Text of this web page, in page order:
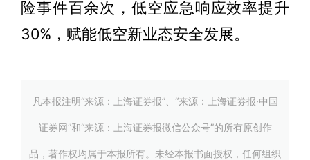
险事件百余次，低空应急响应效率提升
30%，赋能低空新业态安全发展。
凡本报注明“来源：上海证券报”、“来源：上海证券报·中国
证券网”和“来源：上海证券报微信公众号”的所有原创作
品，著作权均属于本报所有。未经本报书面授权，任何组织